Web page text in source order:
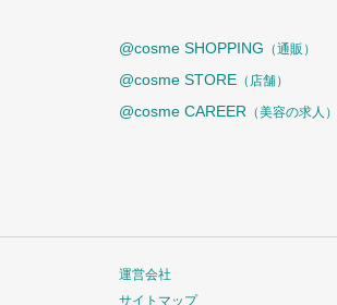
@cosme SHOPPING （通販）
@cosme STORE （店舗）
@cosme CAREER （美容の求人）
運営会社
サイトマップ